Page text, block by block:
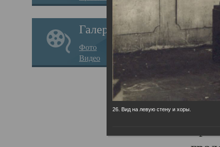
Галерея
Фото
Видео
26. Вид на левую стену и хоры.